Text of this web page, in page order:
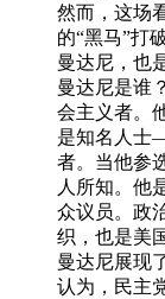
然而，这场
的“黑马”打
曼达尼，也
曼达尼是谁
会主义者。
是知名人士
者。当他参
人所知。他
众议员。政
织，也是美
曼达尼展现
认为，民主